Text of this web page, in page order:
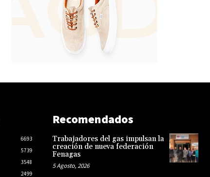
6693
5739
3548
2499
Recomendados
Trabajadores del gas impulsan la
creación de nueva federación
Fenagas
5 Agosto, 2026